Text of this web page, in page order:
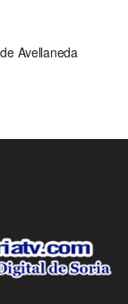
Avellaneda